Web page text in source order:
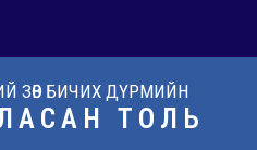
ЗӨВ БИЧИХ ДҮРМИЙН
ТОЛЬ